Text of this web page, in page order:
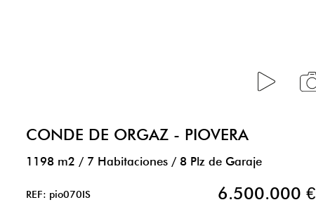
CONDE DE ORGAZ - PIOVERA
1198 m2 / 7 Habitaciones / 8 Plz de Garaje
REF: pio070IS 6.500.000 €